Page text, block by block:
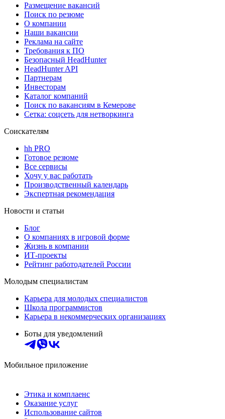
Размещение вакансий
Поиск по резюме
О компании
Наши вакансии
Реклама на сайте
Требования к ПО
Безопасный HeadHunter
HeadHunter API
Партнерам
Инвесторам
Каталог компаний
Поиск по вакансиям в Кемерове
Сетка: соцсеть для нетворкинга
Соискателям
hh PRO
Готовое резюме
Все сервисы
Хочу у вас работать
Производственный календарь
Экспертная рекомендация
Новости и статьи
Блог
О компаниях в игровой форме
Жизнь в компании
ИТ-проекты
Рейтинг работодателей России
Молодым специалистам
Карьера для молодых специалистов
Школа программистов
Карьера в некоммерческих организациях
Боты для уведомлений
Мобильное приложение
Этика и комплаенс
Оказание услуг
Использование сайтов